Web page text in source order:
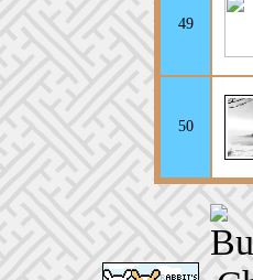
49
50